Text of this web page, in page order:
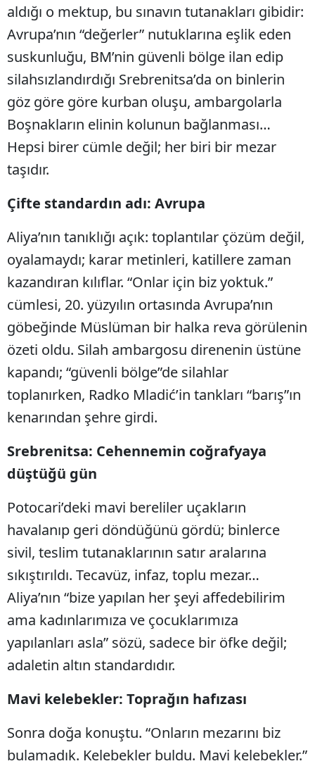
aldığı o mektup, bu sınavın tutanakları gibidir:
Avrupa’nın “değerler” nutuklarına eşlik eden
suskunluğu, BM’nin güvenli bölge ilan edip
silahsızlandırdığı Srebrenitsa’da on binlerin
göz göre göre kurban oluşu, ambargolarla
Boşnakların elinin kolunun bağlanması…
Hepsi birer cümle değil; her biri bir mezar
taşıdır.
Çifte standardın adı: Avrupa
Aliya’nın tanıklığı açık: toplantılar çözüm değil,
oyalamaydı; karar metinleri, katillere zaman
kazandıran kılıflar. “Onlar için biz yoktuk.”
cümlesi, 20. yüzyılın ortasında Avrupa’nın
göbeğinde Müslüman bir halka reva görülenin
özeti oldu. Silah ambargosu direnenin üstüne
kapandı; “güvenli bölge”de silahlar
toplanırken, Radko Mladić’in tankları “barış”ın
kenarından şehre girdi.
Srebrenitsa: Cehennemin coğrafyaya
düştüğü gün
Potocari’deki mavi bereliler uçakların
havalanıp geri döndüğünü gördü; binlerce
sivil, teslim tutanaklarının satır aralarına
sıkıştırıldı. Tecavüz, infaz, toplu mezar…
Aliya’nın “bize yapılan her şeyi affedebilirim
ama kadınlarımıza ve çocuklarımıza
yapılanları asla” sözü, sadece bir öfke değil;
adaletin altın standardıdır.
Mavi kelebekler: Toprağın hafızası
Sonra doğa konuştu. “Onların mezarını biz
bulamadık. Kelebekler buldu. Mavi kelebekler.”